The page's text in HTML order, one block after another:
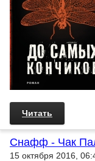
Читать
Снафф - Чак
15 октября 2016,